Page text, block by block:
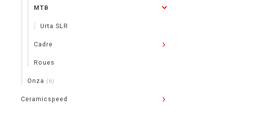
MTB
Urta SLR
Cadre
Roues
Onza (6)
Ceramicspeed